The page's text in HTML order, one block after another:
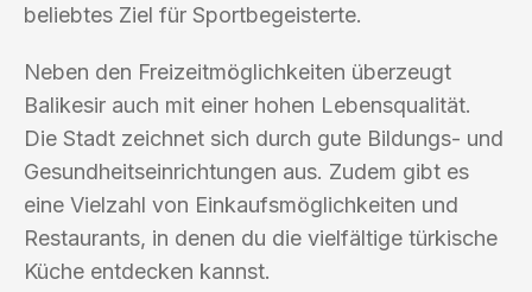
beliebtes Ziel für Sportbegeisterte.
Neben den Freizeitmöglichkeiten überzeugt
Balikesir auch mit einer hohen Lebensqualität.
Die Stadt zeichnet sich durch gute Bildungs- und
Gesundheitseinrichtungen aus. Zudem gibt es
eine Vielzahl von Einkaufsmöglichkeiten und
Restaurants, in denen du die vielfältige türkische
Küche entdecken kannst.